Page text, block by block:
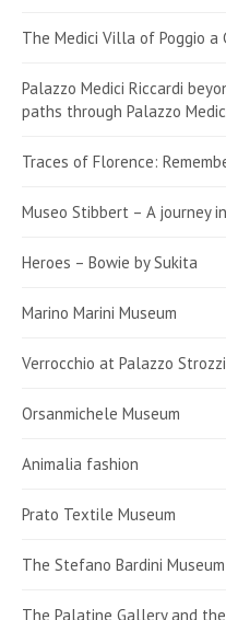
The Medici Villa of Poggio a
Palazzo Medici Riccardi
paths through Palazzo
Traces of Florence:
Museo Stibbert – A journey
Heroes – Bowie by Sukita
Marino Marini Museum
Verrocchio at Palazzo Strozzi
Orsanmichele Museum
Animalia fashion
Prato Textile Museum
The Stefano Bardini Museum
The Palatine Gallery and